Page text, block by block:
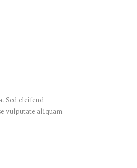
Sed eleifend
vulputate aliquam